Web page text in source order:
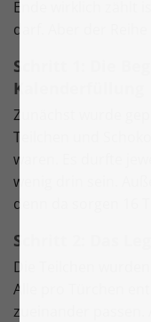
Ende wirklich zählt
darf. Aber der Reihe
Schritt 1: Die
Kalenderfüllung
Zunächst wurde
Teilchen und
waren. Es durfte
wenig drin sein.
denn da sorgen 16
Schritt 2: Das
Die Teilchen
Alle pro Türchen
zueinander passen.